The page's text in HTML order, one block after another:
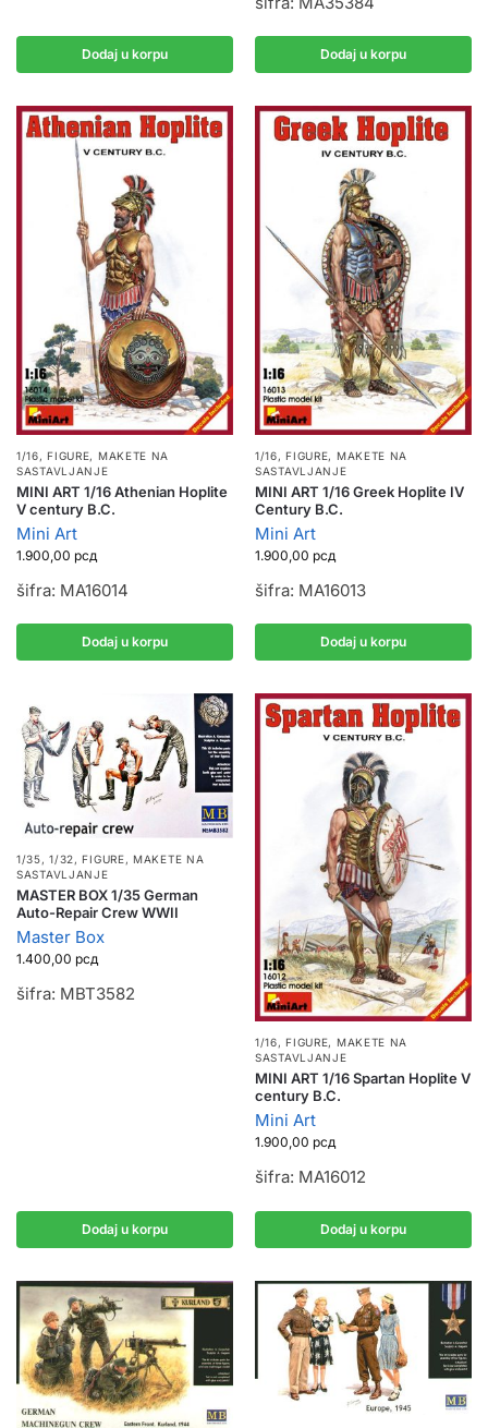
Dodaj u korpu Dodaj u korpu
1/16,FIGURE, MAKETE NA
SASTAVLJANJE
MINI ART 1/16 Athenian Hoplite
V century B.C.
Mini Art
1.900,00 рсд
šifra: MA16014
Dodaj u korpu
1/16,FIGURE, MAKETE NA
SASTAVLJANJE
MINI ART 1/16 Greek Hoplite IV
Century B.C.
Mini Art
1.900,00 рсд
šifra: MA16013
Dodaj u korpu
1/35, 1/32,FIGURE,MAKETE NA
SASTAVLJANJE
MASTER BOX 1/35 German
Auto-Repair Crew WWII
Master Box
1.400,00 рсд
šifra: MBT3582
Dodaj u korpu
1/16, FIGURE, MAKETE NA
SASTAVLJANJE
MINI ART 1/16 Spartan Hoplite V
century B.C.
Mini Art
1.900,00 рсд
šifra: MA16012
Dodaj u korpu